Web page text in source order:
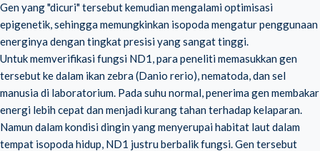
Gen yang "dicuri" tersebut kemudian mengalami optimisasi
epigenetik, sehingga memungkinkan isopoda mengatur penggunaan
energinya dengan tingkat presisi yang sangat tinggi.
Untuk memverifikasi fungsi ND1, para peneliti memasukkan gen
tersebut ke dalam ikan zebra (Danio rerio), nematoda, dan sel
manusia di laboratorium. Pada suhu normal, penerima gen membakar
energi lebih cepat dan menjadi kurang tahan terhadap kelaparan.
Namun dalam kondisi dingin yang menyerupai habitat laut dalam
tempat isopoda hidup, ND1 justru berbalik fungsi. Gen tersebut